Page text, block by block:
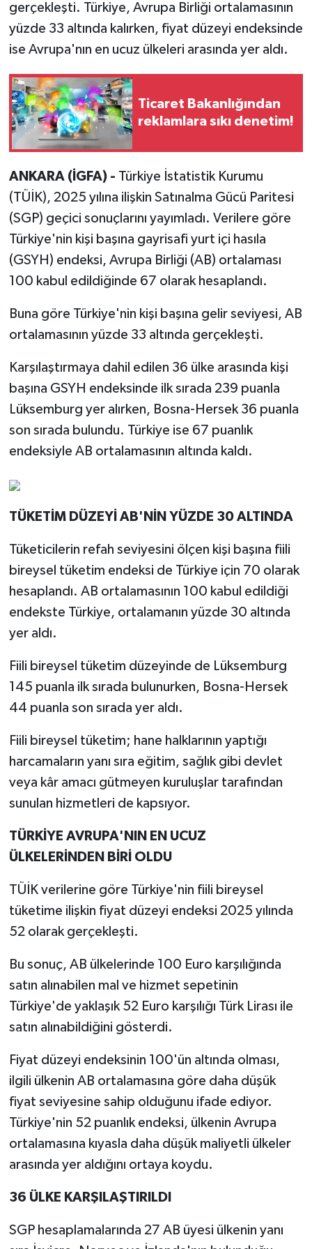
gerçekleşti. Türkiye, Avrupa Birliği ortalamasının
yüzde 33 altında kalırken, fiyat düzeyi endeksinde
ise Avrupa'nın en ucuz ülkeleri arasında yer aldı.
Ticaret Bakanlığından
reklamlara sıkı denetim!
ANKARA (İGFA) - Türkiye İstatistik Kurumu
(TÜİK), 2025 yılına ilişkin Satınalma Gücü Paritesi
(SGP) geçici sonuçlarını yayımladı. Verilere göre
Türkiye'nin kişi başına gayrisafi yurt içi hasıla
(GSYH) endeksi, Avrupa Birliği (AB) ortalaması
100 kabul edildiğinde 67 olarak hesaplandı.
Buna göre Türkiye'nin kişi başına gelir seviyesi, AB
ortalamasının yüzde 33 altında gerçekleşti.
Karşılaştırmaya dahil edilen 36 ülke arasında kişi
başına GSYH endeksinde ilk sırada 239 puanla
Lüksemburg yer alırken, Bosna-Hersek 36 puanla
son sırada bulundu. Türkiye ise 67 puanlık
endeksiyle AB ortalamasının altında kaldı.
TÜKETİM DÜZEYİ AB'NİN YÜZDE 30 ALTINDA
Tüketicilerin refah seviyesini ölçen kişi başına fiili
bireysel tüketim endeksi de Türkiye için 70 olarak
hesaplandı. AB ortalamasının 100 kabul edildiği
endekste Türkiye, ortalamanın yüzde 30 altında
yer aldı.
Fiili bireysel tüketim düzeyinde de Lüksemburg
145 puanla ilk sırada bulunurken, Bosna-Hersek
44 puanla son sırada yer aldı.
Fiili bireysel tüketim; hane halklarının yaptığı
harcamaların yanı sıra eğitim, sağlık gibi devlet
veya kâr amacı gütmeyen kuruluşlar tarafından
sunulan hizmetleri de kapsıyor.
TÜRKİYE AVRUPA'NIN EN UCUZ
ÜLKELERİNDEN BİRİ OLDU
TÜİK verilerine göre Türkiye'nin fiili bireysel
tüketime ilişkin fiyat düzeyi endeksi 2025 yılında
52 olarak gerçekleşti.
Bu sonuç, AB ülkelerinde 100 Euro karşılığında
satın alınabilen mal ve hizmet sepetinin
Türkiye'de yaklaşık 52 Euro karşılığı Türk Lirası ile
satın alınabildiğini gösterdi.
Fiyat düzeyi endeksinin 100'ün altında olması,
ilgili ülkenin AB ortalamasına göre daha düşük
fiyat seviyesine sahip olduğunu ifade ediyor.
Türkiye'nin 52 puanlık endeksi, ülkenin Avrupa
ortalamasına kıyasla daha düşük maliyetli ülkeler
arasında yer aldığını ortaya koydu.
36 ÜLKE KARŞILAŞTIRILDI
SGP hesaplamalarında 27 AB üyesi ülkenin yanı